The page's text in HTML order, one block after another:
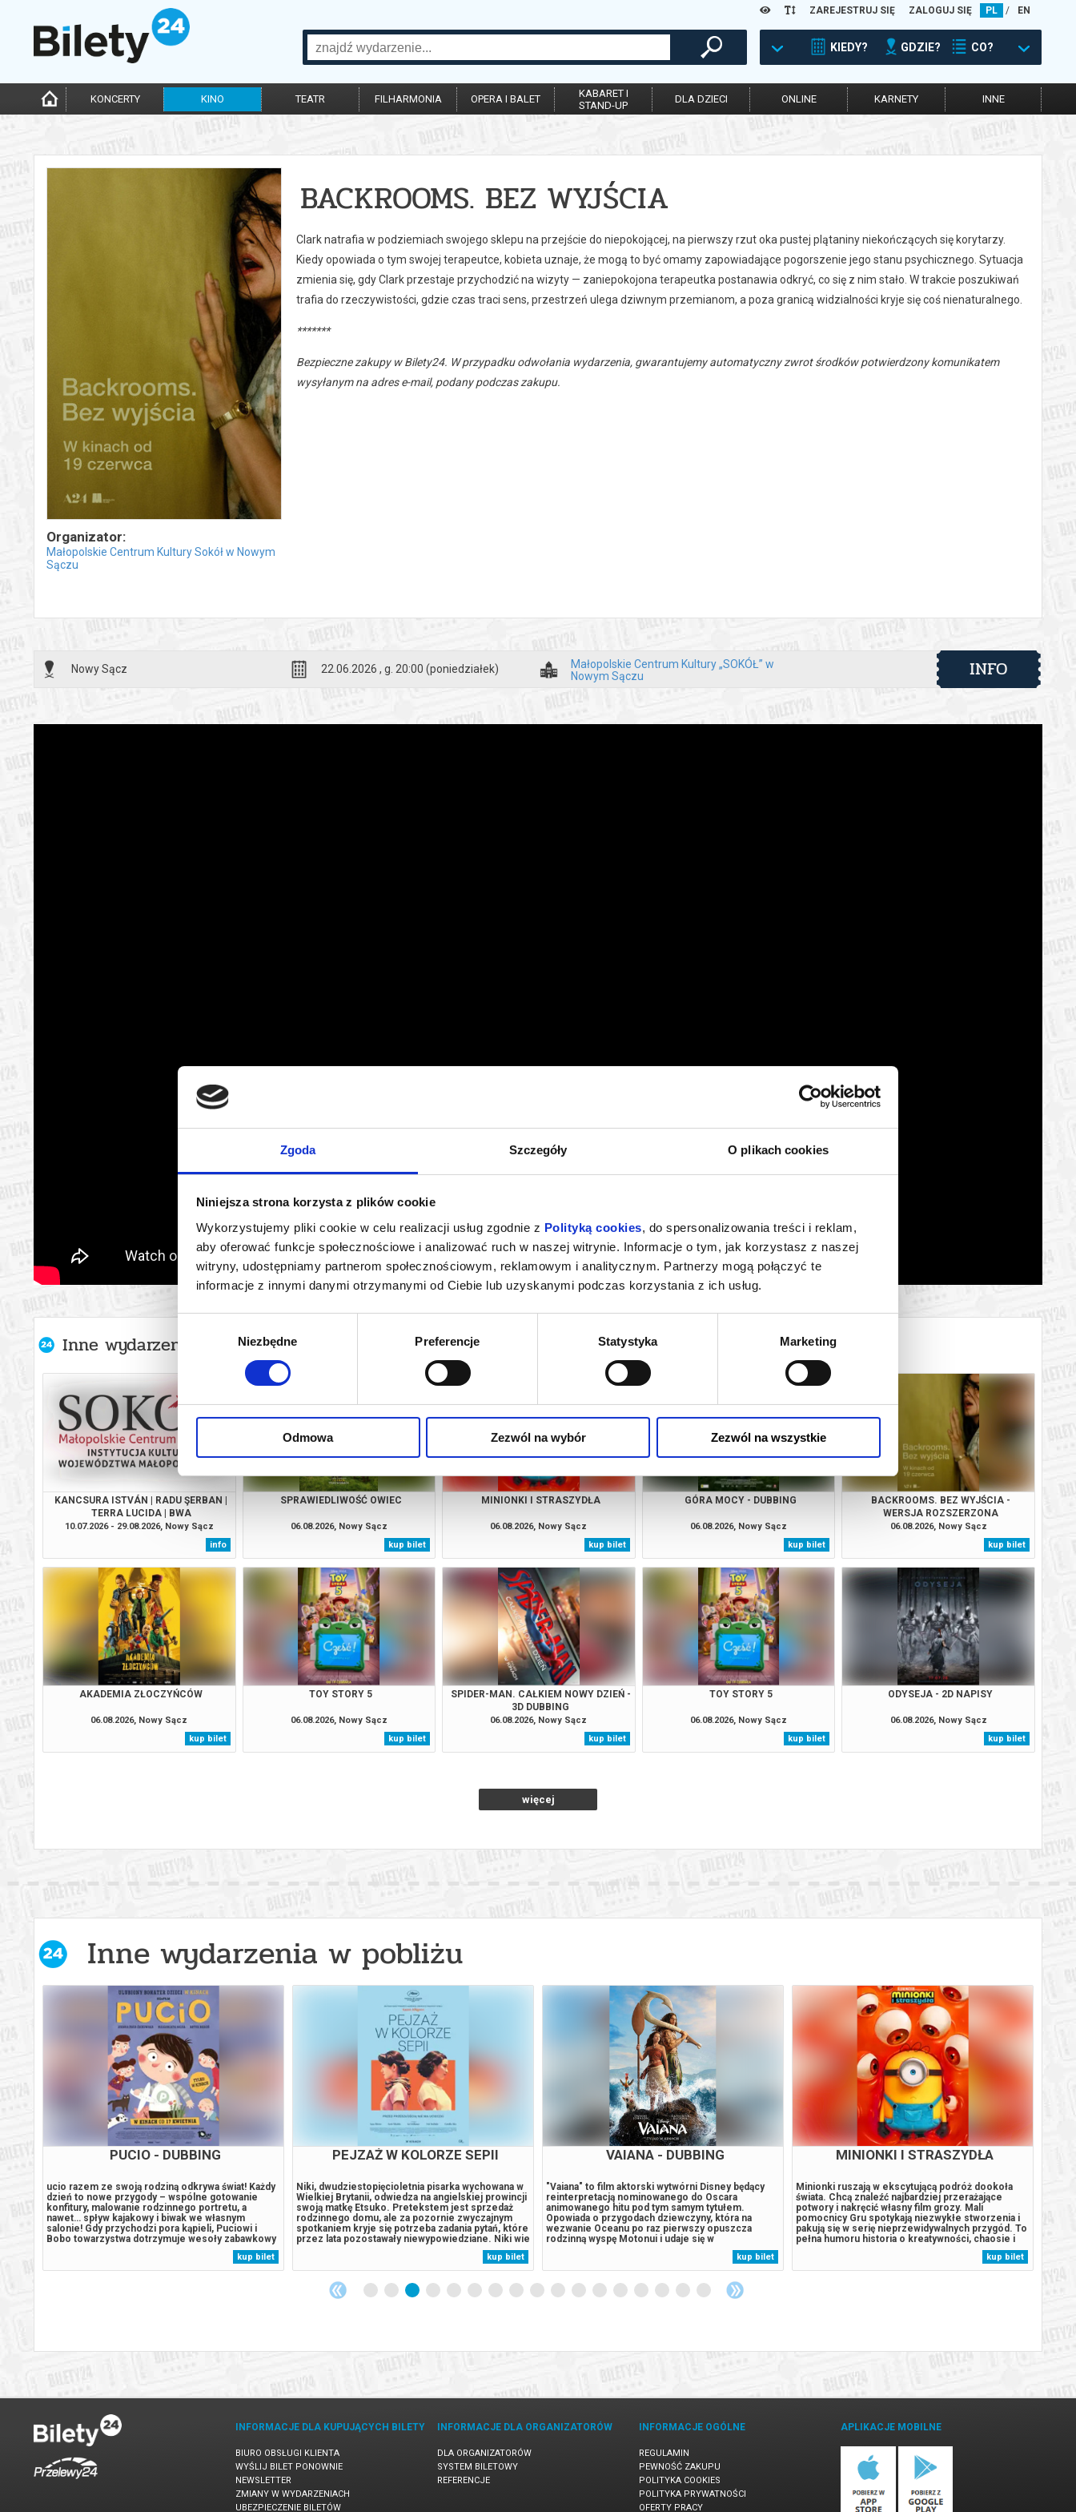
Zgoda Szczegóły O plikach cookies
Niniejsza strona korzysta z plików cookie
Wykorzystujemy pliki cookie w celu realizacji usług zgodnie z Polityką cookies, do spersonalizowania treści i reklam,
aby oferować funkcje społecznościowe i analizować ruch w naszej witrynie. Informacje o tym, jak korzystasz z naszej
witryny, udostępniamy partnerom społecznościowym, reklamowym i analitycznym. Partnerzy mogą połączyć te
informacje z innymi danymi otrzymanymi od Ciebie lub uzyskanymi podczas korzystania z ich usług.
Wybór
zgody
Niezbędne Preferencje Statystyka Marketing
Odmowa Zezwól na wybór Zezwól na wszystkie
ZAREJESTRUJ SIĘ ZALOGUJ SIĘ PL / EN
KIEDY? GDZIE? CO?
KONCERTY KINO TEATR FILHARMONIA OPERA I BALET
KABARET I
STAND-UP
DLA DZIECI ONLINE KARNETY INNE
Organizator:
Małopolskie Centrum Kultury Sokół w Nowym
Sączu
BACKROOMS. BEZ WYJŚCIA
Clark natrafia w podziemiach swojego sklepu na przejście do niepokojącej, na pierwszy rzut oka pustej plątaniny niekończących się korytarzy.
Kiedy opowiada o tym swojej terapeutce, kobieta uznaje, że mogą to być omamy zapowiadające pogorszenie jego stanu psychicznego. Sytuacja
zmienia się, gdy Clark przestaje przychodzić na wizyty — zaniepokojona terapeutka postanawia odkryć, co się z nim stało. W trakcie poszukiwań
trafia do rzeczywistości, gdzie czas traci sens, przestrzeń ulega dziwnym przemianom, a poza granicą widzialności kryje się coś nienaturalnego.
*******
Bezpieczne zakupy w Bilety24. W przypadku odwołania wydarzenia, gwarantujemy automatyczny zwrot środków potwierdzony komunikatem
wysyłanym na adres e-mail, podany podczas zakupu.
Nowy Sącz 22.06.2026 , g. 20:00 (poniedziałek)
Małopolskie Centrum Kultury „SOKÓŁ” w
Nowym Sączu
INFO
Inne wydarzenia organizatora
KANCSURA ISTVÁN | RADU ŞERBAN |
TERRA LUCIDA | BWA
10.07.2026 - 29.08.2026, Nowy Sącz
info
SPRAWIEDLIWOŚĆ OWIEC
06.08.2026, Nowy Sącz
kup bilet
MINIONKI I STRASZYDŁA
06.08.2026, Nowy Sącz
kup bilet
GÓRA MOCY - DUBBING
06.08.2026, Nowy Sącz
kup bilet
BACKROOMS. BEZ WYJŚCIA -
WERSJA ROZSZERZONA
06.08.2026, Nowy Sącz
kup bilet
AKADEMIA ZŁOCZYŃCÓW
06.08.2026, Nowy Sącz
kup bilet
TOY STORY 5
06.08.2026, Nowy Sącz
kup bilet
SPIDER-MAN. CAŁKIEM NOWY DZIEŃ -
3D DUBBING
06.08.2026, Nowy Sącz
kup bilet
TOY STORY 5
06.08.2026, Nowy Sącz
kup bilet
ODYSEJA - 2D NAPISY
06.08.2026, Nowy Sącz
kup bilet
więcej
Inne wydarzenia w pobliżu
i
PUCIO - DUBBING
ucio razem ze swoją rodziną odkrywa świat! Każdy
dzień to nowe przygody – wspólne gotowanie
konfitury, malowanie rodzinnego portretu, a
nawet… spływ kajakowy i biwak we własnym
salonie! Gdy przychodzi pora kąpieli, Puciowi i
Bobo towarzystwa dotrzymuje wesoły zabawkowy
krokodyl, który również pilnie potrzebuje się
nawiązywać nowe przyjaźnie i radzić sobie z...
kup bilet
PEJZAŻ W KOLORZE SEPII
Niki, dwudziestopięcioletnia pisarka wychowana w
Wielkiej Brytanii, odwiedza na angielskiej prowincji
swoją matkę Etsuko. Pretekstem jest sprzedaż
rodzinnego domu, ale za pozornie zwyczajnym
spotkaniem kryje się potrzeba zadania pytań, które
przez lata pozostawały niewypowiedziane. Niki wie
niewiele o japońskiej przeszłości matki, o
wyjechała do Wielkiej Brytanii,...
kup bilet
VAIANA - DUBBING
"Vaiana" to film aktorski wytwórni Disney będący
reinterpretacją nominowanego do Oscara
animowanego hitu pod tym samym tytułem.
Opowiada o przygodach dziewczyny, która na
wezwanie Oceanu po raz pierwszy opuszcza
rodzinną wyspę Motonui i udaje się w
niezapomnianą podróż, by ratować swoje plemię.
Reżyserem filmu jest Thomas Kail ("Hamilton")
uhonorowany nagrodami Emmy i Tony.*******
kup bilet
MINIONKI I STRASZYDŁA
Minionki ruszają w ekscytującą podróż dookoła
świata. Chcą znaleźć najbardziej przerażające
potwory i nakręcić własny film grozy. Mali
pomocnicy Gru spotykają niezwykłe stworzenia i
pakują się w serię nieprzewidywalnych przygód. To
pełna humoru historia o kreatywności, chaosie i
Udowadniają, że dla wspólnego celu warto pokonać
każdą przeszkodę.******* Bezpieczne...
kup bilet
INFORMACJE DLA KUPUJĄCYCH BILETY
BIURO OBSŁUGI KLIENTA
WYŚLIJ BILET PONOWNIE
NEWSLETTER
ZMIANY W WYDARZENIACH
UBEZPIECZENIE BILETÓW
INFORMACJE DLA ORGANIZATORÓW
DLA ORGANIZATORÓW
SYSTEM BILETOWY
REFERENCJE
INFORMACJE OGÓLNE
REGULAMIN
PEWNOŚĆ ZAKUPU
POLITYKA COOKIES
POLITYKA PRYWATNOŚCI
OFERTY PRACY
APLIKACJE MOBILNE